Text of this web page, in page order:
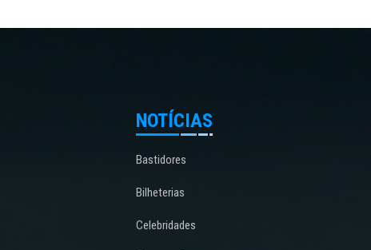
NOTÍCIAS
Bastidores
Bilheterias
Celebridades